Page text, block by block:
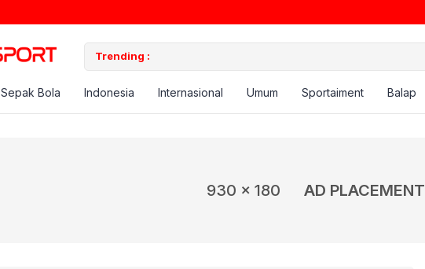
Trending :
Sepak Bola Indonesia Internasional Umum Sportaiment Balap
930 x 180 AD PLACEMENT